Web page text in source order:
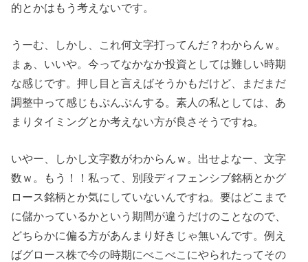
的とかはもう考えないです。
うーむ、しかし、これ何文字打ってんだ？わからんｗ。
まぁ、いいや。今ってなかなか投資としては難しい時期
な感じです。押し目と言えばそうかもだけど、まだまだ
調整中って感じもぷんぷんする。素人の私としては、あ
まりタイミングとか考えない方が良さそうですね。
いやー、しかし文字数がわからんｗ。出せよなー、文字
数ｗ。もう！！私って、別段ディフェンシブ銘柄とかグ
ロース銘柄とか気にしていないんですね。要はどこまで
に儲かっているかという期間が違うだけのことなので、
どちらかに偏る方があんまり好きじゃ無いんです。例え
ばグロース株で今の時期にべこべこにやられたってその